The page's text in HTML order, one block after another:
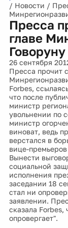
/ Новости /
Пресса
главе
Говоруну
26 сентября
Пресса прочит
Forbes,
что после
министр
увольнении по
министр
виноват, ведь
верстался в
вице-
Вынести
социальной
исполнения
заседании 18
стал ни
заявлении.
сказала Forbes,
опровергает".